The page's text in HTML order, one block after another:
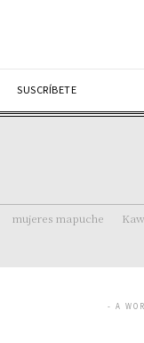
SUSCRÍBETE
mujeres mapuche
- A